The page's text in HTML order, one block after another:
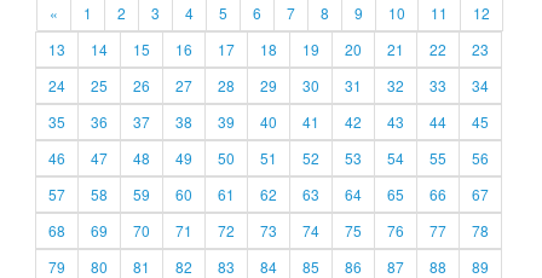
« 1 2 3 4 5 6 7 8 9 10 11
12
13
14 15 16 17 18 19 20 21 22
23
24
25 26 27 28 29 30 31 32 33
34
35
36 37 38 39 40 41 42 43 44
45
46
47 48 49 50 51 52 53 54 55
56
57
58 59 60 61 62 63 64 65 66
67
68
69 70 71 72 73 74 75 76 77
78
79
80 81 82 83 84 85 86 87 88
89